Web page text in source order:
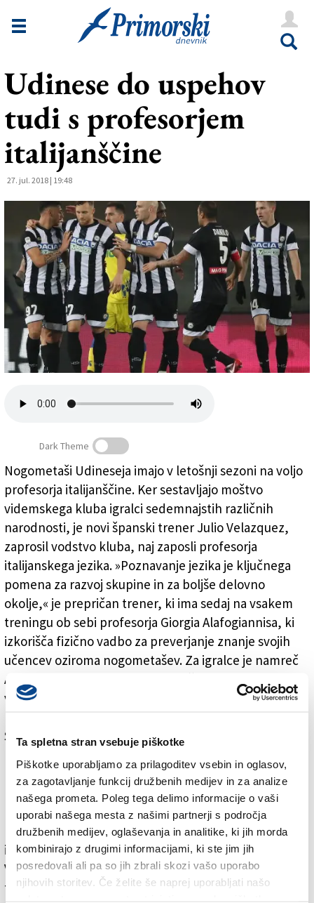
Ta spletna stran vsebuje piškotke
Piškotke uporabljamo za prilagoditev vsebin in oglasov,
za zagotavljanje funkcij družbenih medijev in za analize
našega prometa. Poleg tega delimo informacije o vaši
uporabi našega mesta z našimi partnerji s področja
družbenih medijev, oglaševanja in analitike, ki jih morda
kombinirajo z drugimi informacijami, ki ste jim jih
posredovali ali pa so jih zbrali skozi vašo uporabo
njihovih storitev. Če želite še naprej uporabljati našo
Novice
Goriška
Kultura
Še
Vreme
V Kioskih
Uredništvo
Oglasi
Založnik
Zadruga PD
Udinese do uspehov
tudi s profesorjem
italijanščine
27. jul. 2018 | 19:48
Udinese do uspehov tudi s profesorjem italijanščine
Dark Theme
Nogometaši Udineseja imajo v letošnji sezoni na voljo
profesorja italijanščine. Ker sestavljajo moštvo
videmskega kluba igralci sedemnajstih različnih
narodnosti, je novi španski trener Julio Velazquez,
zaprosil vodstvo kluba, naj zaposli profesorja
italijanskega jezika. »Poznavanje jezika je ključnega
pomena za razvoj skupine in za boljše delovno
okolje,« je prepričan trener, ki ima sedaj na vsakem
treningu ob sebi profesorja Giorgia Alafogiannisa, ki
izkorišča fizično vadbo za preverjanje znanje svojih
učencev oziroma nogometašev. Za igralce je namreč
Alafogiannis pripravil posebne inštrukcije, tako da se
vsak dan v prostem času po pol ure ukvarja s
Šentvidu (nemško Sankt Veit an der Glan) imajo torej
pouk, ki je večkrat dinamičen. »Ogledali smo si več
posnetkov intervjujev nogometašev in smo jih skupaj
popravljali,« razlaga profesor Giorgio Alafogiannis.
Naj še enkrat spomnimo, da je zamisel za tečaj
italijanščine imel novi trener Udineseja Julio
Velazquez, ki bo s svojimi 37 leti eden najmlajših
trenerjev v zgodovini italijanske serie A.